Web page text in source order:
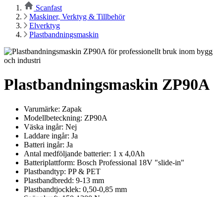
Scanfast
Maskiner, Verktyg & Tillbehör
Elverktyg
Plastbandningsmaskin
Plastbandningsmaskin ZP90A
Varumärke: Zapak
Modellbeteckning: ZP90A
Väska ingår: Nej
Laddare ingår: Ja
Batteri ingår: Ja
Antal medföljande batterier: 1 x 4,0Ah
Batteriplattform: Bosch Professional 18V "slide-in"
Plastbandtyp: PP & PET
Plastbandbredd: 9-13 mm
Plastbandtjocklek: 0,50-0,85 mm